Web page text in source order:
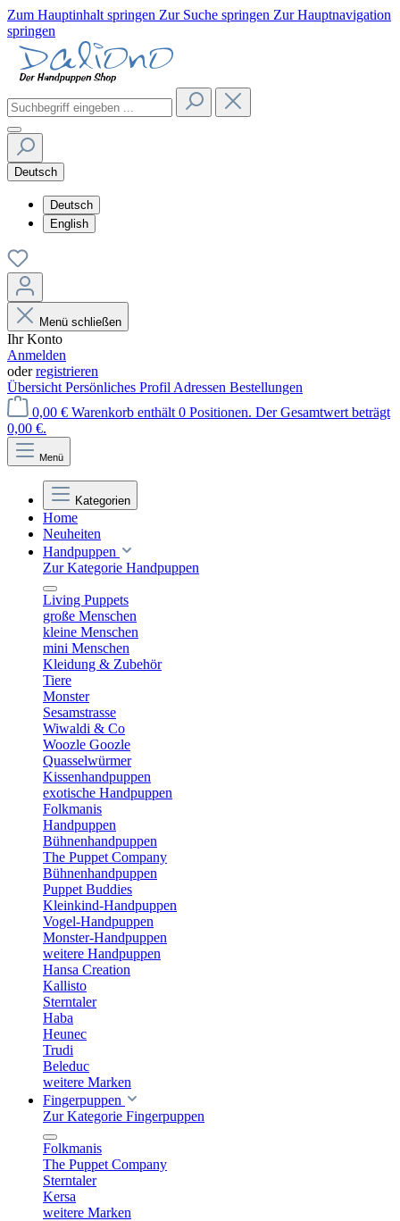
Zum Hauptinhalt springen Zur Suche springen Zur Hauptnavigation
springen
Deutsch
Deutsch
English
Menü schließen
Ihr Konto
Anmelden
oderregistrieren
Übersicht Persönliches Profil Adressen Bestellungen
0,00 € Warenkorb enthält 0 Positionen. Der Gesamtwert beträgt
0,00 €.
Menü
Kategorien
Home
Neuheiten
Handpuppen
Zur Kategorie Handpuppen
Living Puppets
große Menschen
kleine Menschen
mini Menschen
Kleidung & Zubehör
Tiere
Monster
Sesamstrasse
Wiwaldi & Co
Woozle Goozle
Quasselwürmer
Kissenhandpuppen
exotische Handpuppen
Folkmanis
Handpuppen
Bühnenhandpuppen
The Puppet Company
Bühnenhandpuppen
Puppet Buddies
Kleinkind-Handpuppen
Vogel-Handpuppen
Monster-Handpuppen
weitere Handpuppen
Hansa Creation
Kallisto
Sterntaler
Haba
Heunec
Trudi
Beleduc
weitere Marken
Fingerpuppen
Zur Kategorie Fingerpuppen
Folkmanis
The Puppet Company
Sterntaler
Kersa
weitere Marken